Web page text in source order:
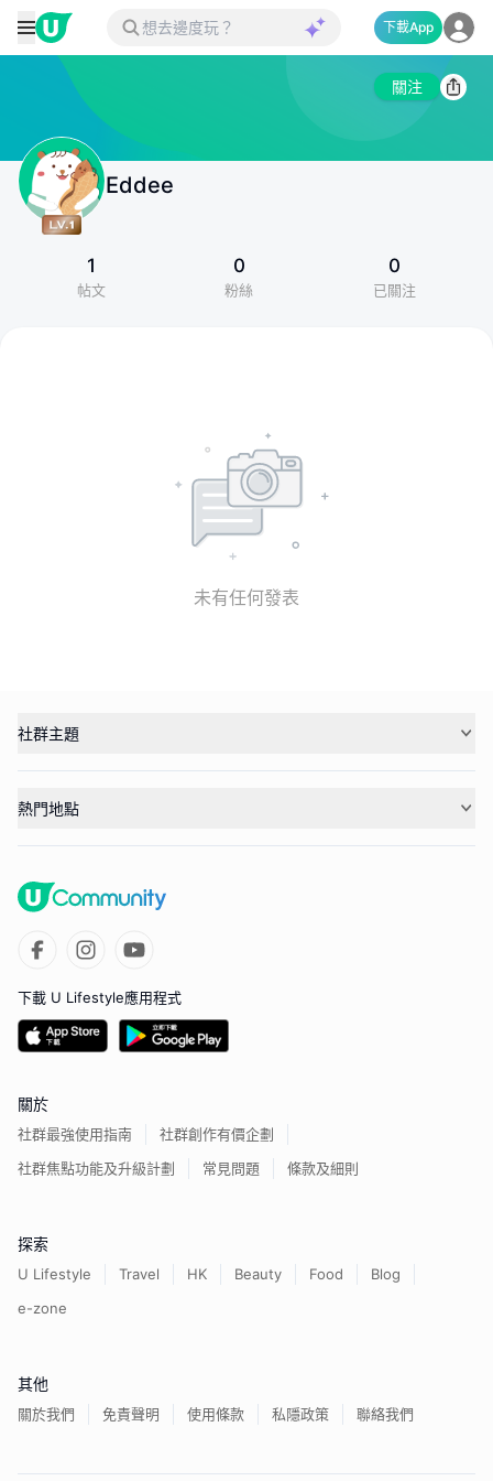
下載App
關注
Eddee
1
帖文
0
粉絲
0
已關注
未有任何發表
社群主題
熱門地點
下載 U Lifestyle應用程式
關於
社群最強使用指南
社群創作有價企劃
社群焦點功能及升級計劃
常見問題 條款及細則
探索
U Lifestyle Travel HK Beauty Food
Blog
e-zone
其他
關於我們 免責聲明 使用條款 私隱政策 聯絡我們